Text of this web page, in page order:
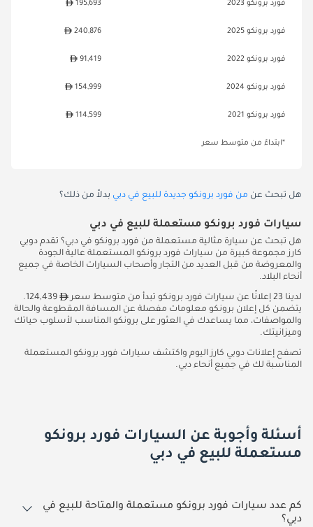
فورد برونكو 2023 195,693
فورد برونكو 2025 240,876
فورد برونكو 2022 91,419
فورد برونكو 2024 154,999
فورد برونكو 2021 114,599
*ابتداءً من متوسط سعر
هل تبحث عن من فورد برونكو جديدة للبيع في دبي بدلاً من ذلك؟
سيارات فورد برونكو مستعملة للبيع في دبي
هل تبحث عن سيارة مثالية مستعملة من فورد برونكو في دبي؟ تقدم دوبي
كارز مجموعة كبيرة من سيارات فورد برونكو المستعملة عالية الجودة
والمعروضة من قبل العديد من التجار وأصحاب السيارات الخاصة في جميع
أنحاء البلاد.
لدينا 23 إعلانًا عن سيارات فورد برونكو تبدأ من متوسط سعر
124,439.
يتضمن كل إعلان برونكو معلومات مفصلة عن المسافة المقطوعة والحالة
والمواصفات، مما يساعدك في العثور على برونكو المناسب لأسلوب حياتك
وميزانيتك.
تصفح إعلانات دوبي كارز اليوم واكتشف سيارات فورد برونكو المستعملة
المناسبة لك في جميع أنحاء دبي.
أسئلة وأجوبة عن السيارات فورد برونكو
مستعملة للبيع في دبي
كم عدد سيارات فورد برونكو مستعملة والمتاحة للبيع في
دبي؟